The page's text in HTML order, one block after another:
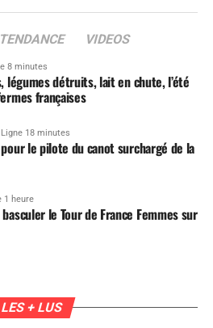
TENDANCE VIDEOS
8 minutes
légumes détruits, lait en chute, l’été
françaises
Ligne 18 minutes
le pilote du canot surchargé de la
1 heure
le Tour de France Femmes sur
LES + LUS